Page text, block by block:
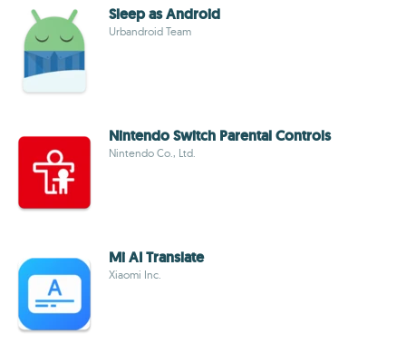
Sleep as Android
Urbandroid Team
Nintendo Switch Parental Controls
Nintendo Co., Ltd.
Mi AI Translate
Xiaomi Inc.